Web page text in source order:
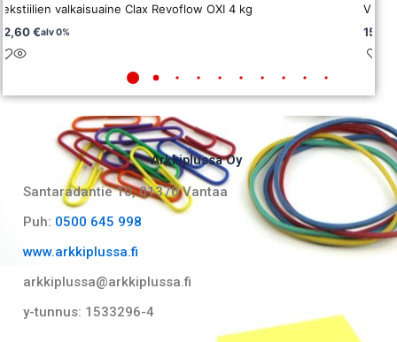
valkaisuaine Clax Revoflow OXI 4 kg
€alv 0%
Arkkiplussa Oy
Santaradantie 10, 01370 Vantaa​
Puh: 0500 645 998
www.arkkiplussa.fi
arkkiplussa@arkkiplussa.fi
y-tunnus: 1533296-4